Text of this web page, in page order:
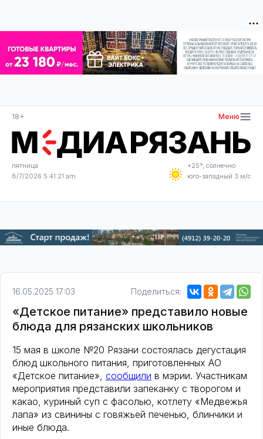
18+ Меню
пятница
8/7/2026 5:41:22 am
+25°, солнечно
юго-западный 3 м/с
16.05.2025 17:03 Поделиться:
«Детское питание» представило новые
блюда для рязанских школьников
15 мая в школе №20 Рязани состоялась дегустация
блюд школьного питания, приготовленных АО
«Детское питание», сообщили в мэрии. Участникам
мероприятия представили запеканку с творогом и
какао, куриный суп с фасолью, котлету «Медвежья
лапа» из свинины с говяжьей печенью, блинчики и
иные блюда.